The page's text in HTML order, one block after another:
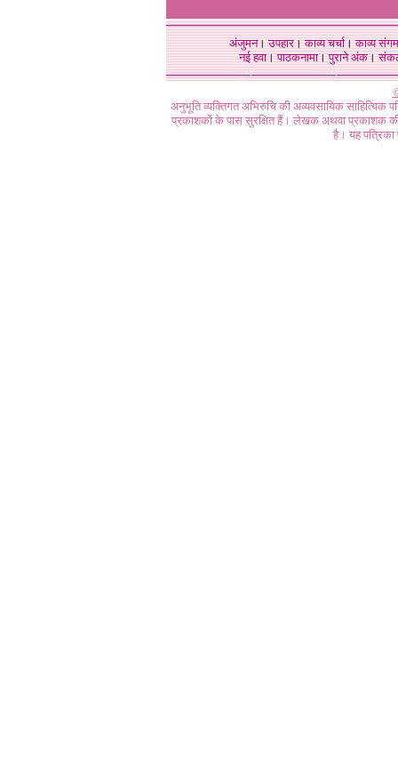
अंजुमन।उपहार।काव्य चर्चा।काव्य संगम
नई हवा। पाठकनामा। पुराने अंक।
अनुभूति व्यक्तिगत अभिरुचि की अव्यवसायिक
प्रकाशकों के पास सुरक्षित हैं। लेखक अथवा प्रकाशक की
है। यह पत्रिका